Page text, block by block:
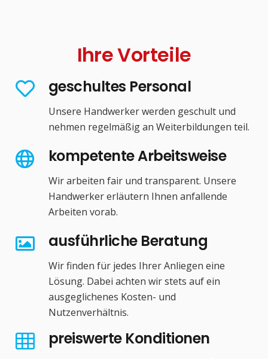
Ihre Vorteile
geschultes Personal
Unsere Handwerker werden geschult und
nehmen regelmäßig an Weiterbildungen teil.
kompetente Arbeitsweise
Wir arbeiten fair und transparent. Unsere
Handwerker erläutern Ihnen anfallende
Arbeiten vorab.
ausführliche Beratung
Wir finden für jedes Ihrer Anliegen eine
Lösung. Dabei achten wir stets auf ein
ausgeglichenes Kosten- und
Nutzenverhältnis.
preiswerte Konditionen